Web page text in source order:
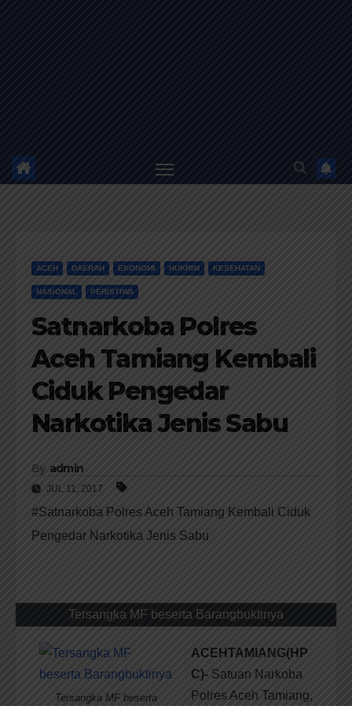
ACEH DAERAH EKONOMI HUKRIM KESEHATAN
NASIONAL PERISTIWA
Satnarkoba Polres
Aceh Tamiang Kembali
Ciduk Pengedar
Narkotika Jenis Sabu
By admin
JUL 11, 2017
#Satnarkoba Polres Aceh Tamiang Kembali Ciduk
Pengedar Narkotika Jenis Sabu
Tersangka MF beserta Barangbuktinya
Tersangka MF beserta
ACEHTAMIANG(HP
C)- Satuan Narkoba
Polres Aceh Tamiang,